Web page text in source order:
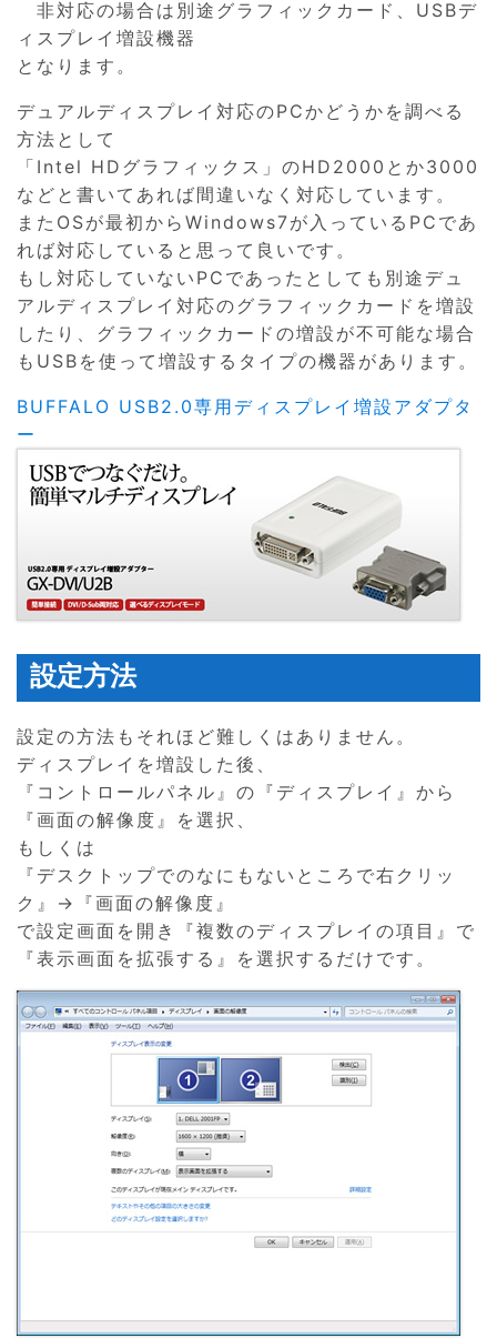
非対応の場合は別途グラフィックカード、USBデ
ィスプレイ増設機器
となります。
デュアルディスプレイ対応のPCかどうかを調べる
方法として
「Intel HDグラフィックス」のHD2000とか3000
などと書いてあれば間違いなく対応しています。
またOSが最初からWindows7が入っているPCであ
れば対応していると思って良いです。
もし対応していないPCであったとしても別途デュ
アルディスプレイ対応のグラフィックカードを増設
したり、グラフィックカードの増設が不可能な場合
もUSBを使って増設するタイプの機器があります。
BUFFALO USB2.0専用ディスプレイ増設アダプタ
ー
設定方法
設定の方法もそれほど難しくはありません。
ディスプレイを増設した後、
『コントロールパネル』の『ディスプレイ』から
『画面の解像度』を選択、
もしくは
『デスクトップでのなにもないところで右クリッ
ク』→『画面の解像度』
で設定画面を開き『複数のディスプレイの項目』で
『表示画面を拡張する』を選択するだけです。